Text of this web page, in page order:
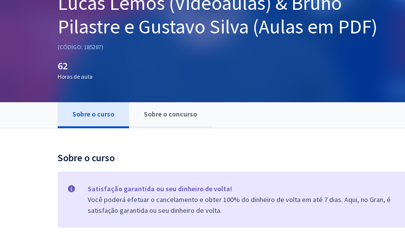
Questões grátis
Pilastre e Gustavo Silva (Aulas em PDF)
(CÓDIGO: 185287)
62
Horas de aula
Sobre o curso Sobre o concurso
Sobre o curso
Satisfação garantida ou seu dinheiro de volta!
Você poderá efetuar o cancelamento e obter 100% do dinheiro de volta em até 7 dias. Aqui, no Gran, é
satisfação garantida ou seu dinheiro de volta.